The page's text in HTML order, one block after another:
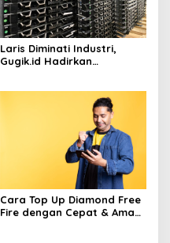
Laris Diminati Industri,
Gugik.id Hadirkan
Cara Top Up Diamond Free
Fire dengan Cepat & Aman